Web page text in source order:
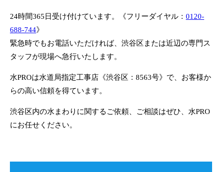
24時間365日受け付けています。《フリーダイヤル： 0120-
688-744》
緊急時でもお電話いただければ、渋谷区または近辺の専門ス
タッフが現場へ急行いたします。
水PROは水道局指定工事店《渋谷区：8563号》で、お客様か
らの高い信頼を得ています。
渋谷区内の水まわりに関するご依頼、ご相談はぜひ、水PRO
にお任せください。